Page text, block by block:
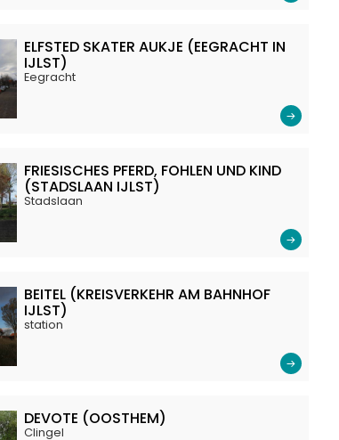
ELFSTED SKATER AUKJE (EEGRACHT IN
IJLST)
Eegracht
FRIESISCHES PFERD, FOHLEN UND KIND
(STADSLAAN IJLST)
Stadslaan
BEITEL (KREISVERKEHR AM BAHNHOF
IJLST)
station
DEVOTE (OOSTHEM)
Clingel